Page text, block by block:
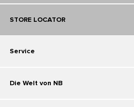
STORE LOCATOR
Service
Die Welt von NB